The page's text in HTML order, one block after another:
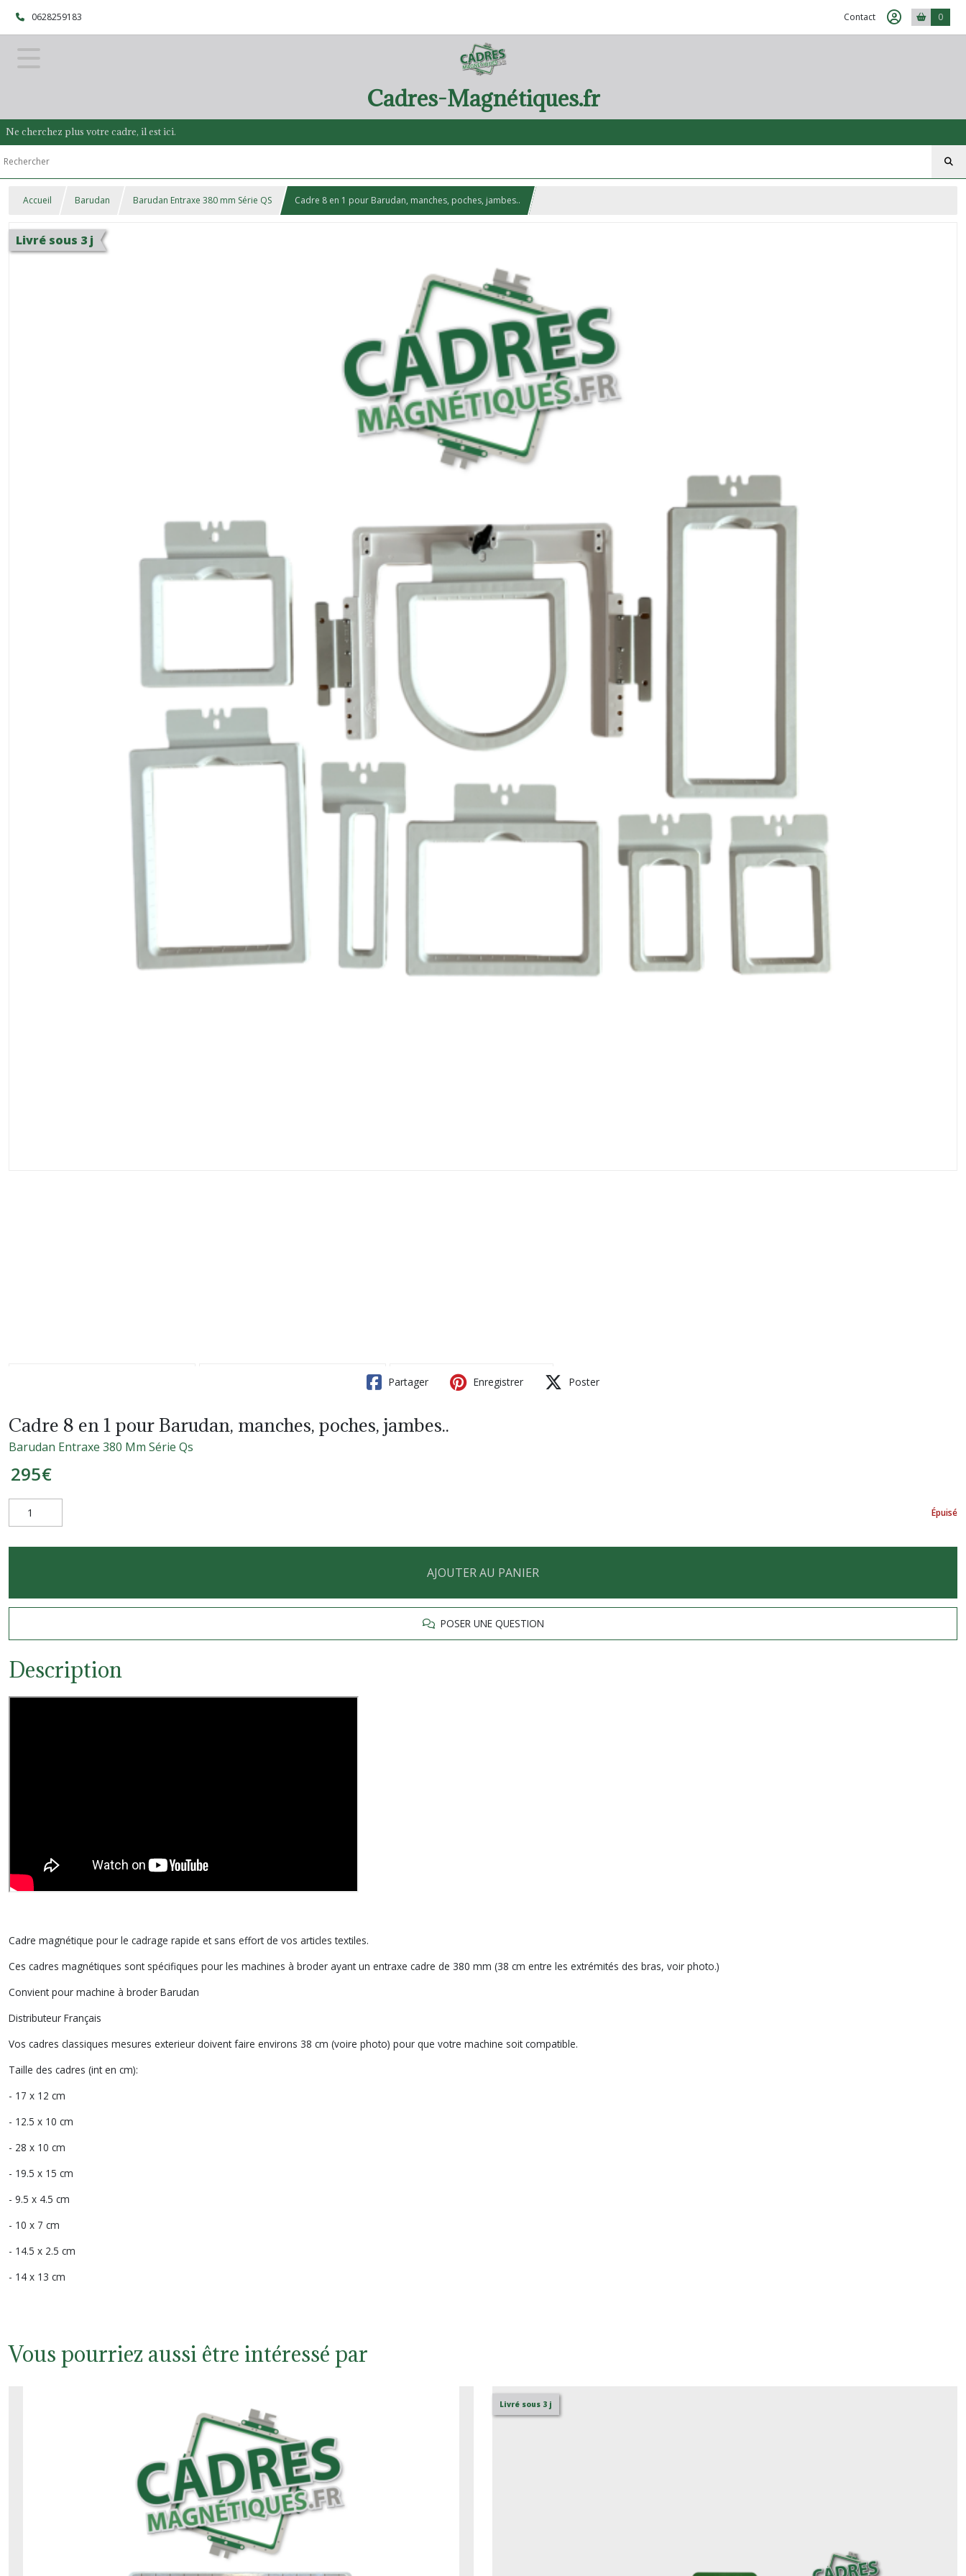
0628259183 Contact 0
Cadres-Magnétiques.fr
Ne cherchez plus votre cadre, il est ici.
Accueil Barudan Barudan Entraxe 380 mm Série QS Cadre 8 en 1 pour Barudan, manches, poches, jambes..
Livré sous 3 j
Partager Enregistrer Poster
Cadre 8 en 1 pour Barudan, manches, poches, jambes..
Barudan Entraxe 380 Mm Série Qs
295€
Épuisé
AJOUTER AU PANIER
POSER UNE QUESTION
Description
Cadre magnétique pour le cadrage rapide et sans effort de vos articles textiles.
Ces cadres magnétiques sont spécifiques pour les machines à broder ayant un entraxe cadre de 380 mm (38 cm entre les extrémités des bras, voir photo.)
Convient pour machine à broder Barudan
Distributeur Français
Vos cadres classiques mesures exterieur doivent faire environs 38 cm (voire photo) pour que votre machine soit compatible.
Taille des cadres (int en cm):
- 17 x 12 cm
- 12.5 x 10 cm
- 28 x 10 cm
- 19.5 x 15 cm
- 9.5 x 4.5 cm
- 10 x 7 cm
- 14.5 x 2.5 cm
- 14 x 13 cm
Vous pourriez aussi être intéressé par
Livré sous 3 j